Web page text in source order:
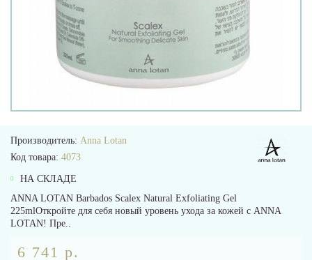
Производитель: Anna Lotan
Код товара: 4073
НА СКЛАДЕ
ANNA LOTAN Barbados Scalex Natural Exfoliating Gel
225mlОткройте для себя новый уровень ухода за кожей с ANNA
LOTAN! Пре..
6 741 р.